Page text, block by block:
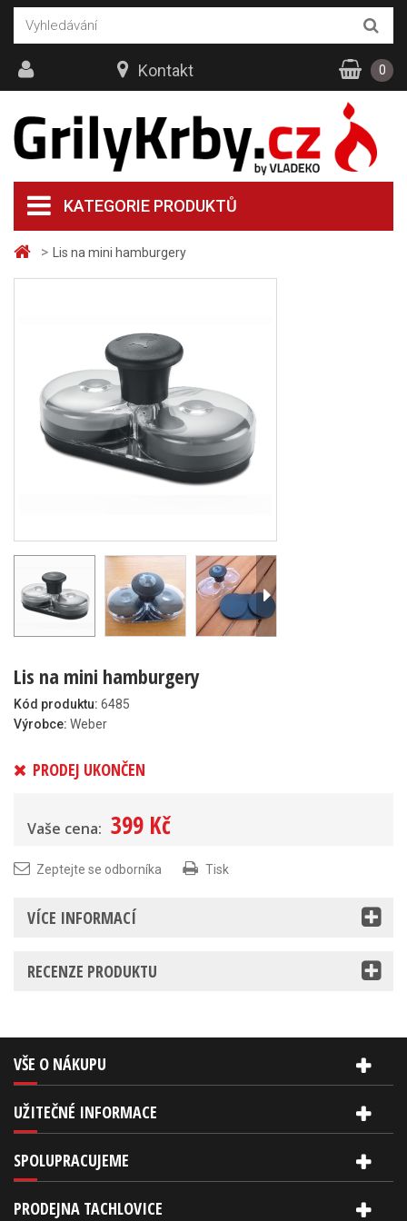
> Lis na mini hamburgery
Lis na mini hamburgery
Kód produktu: 6485
Výrobce: Weber
PRODEJ UKONČEN
Vaše cena: 399 Kč
Zeptejte se odborníka Tisk
VÍCE INFORMACÍ
RECENZE PRODUKTU
KATEGORIE PRODUKTŮ
Kontakt 0
VŠE O NÁKUPU
UŽITEČNÉ INFORMACE
SPOLUPRACUJEME
PRODEJNA TACHLOVICE